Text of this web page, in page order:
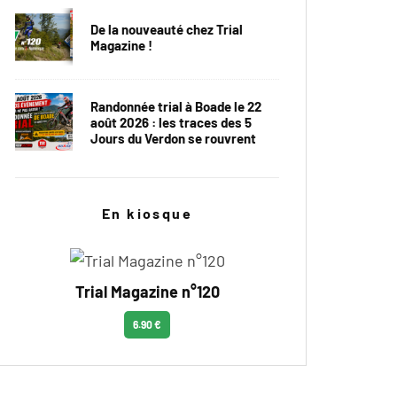
De la nouveauté chez Trial
Magazine !
Randonnée trial à Boade le 22
août 2026 : les traces des 5
Jours du Verdon se rouvrent
En kiosque
Trial Magazine n°120
6.90 €